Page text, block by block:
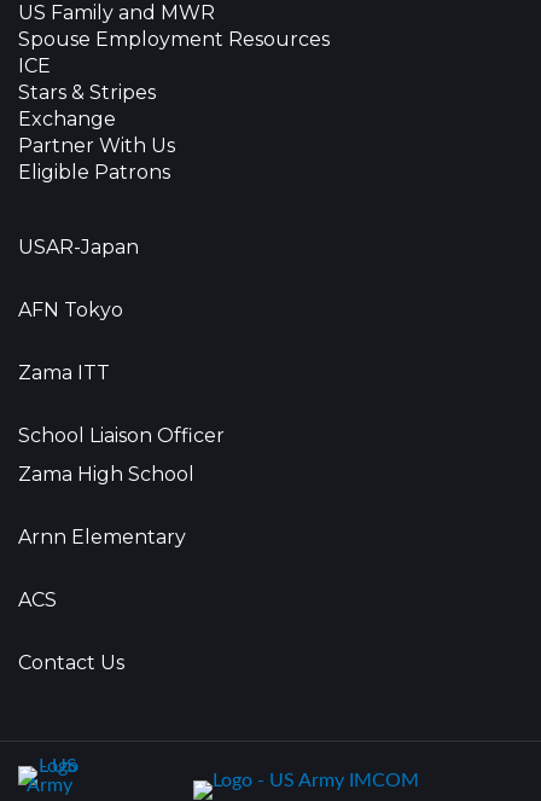
US Family and MWR
Spouse Employment Resources
ICE
Stars & Stripes
Exchange
Partner With Us
Eligible Patrons
USAR-Japan
AFN Tokyo
Zama ITT
School Liaison Officer
Zama High School
Arnn Elementary
ACS
Contact Us